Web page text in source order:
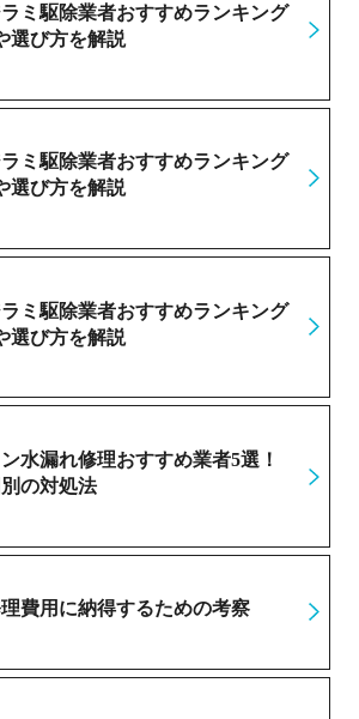
ミ駆除業者おすすめランキング
選び方を解説
ミ駆除業者おすすめランキング
選び方を解説
ミ駆除業者おすすめランキング
選び方を解説
水漏れ修理おすすめ業者5選！
の対処法
費用に納得するための考察